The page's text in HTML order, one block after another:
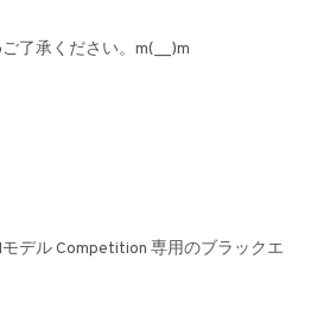
了承ください。m(__)m
デル Competition 専用のブラックエ